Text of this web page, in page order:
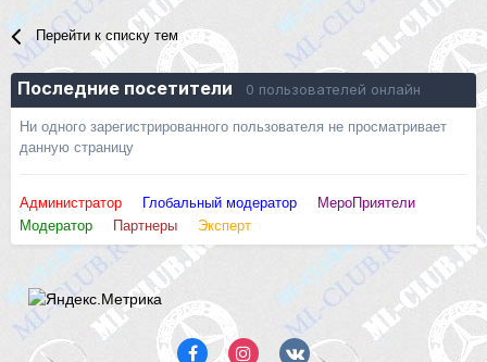
Перейти к списку тем
Последние посетители 0 пользователей онлайн
Ни одного зарегистрированного пользователя не просматривает
данную страницу
Администратор Глобальный модератор
МероПриятели
Модератор
Партнеры Эксперт